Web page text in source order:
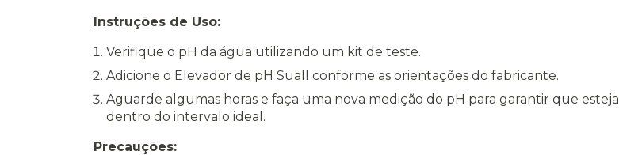
Instruções de Uso:
Verifique o pH da água utilizando um kit de teste.
Adicione o Elevador de pH Suall conforme as orientações do fabricante.
Aguarde algumas horas e faça uma nova medição do pH para garantir que esteja
dentro do intervalo ideal.
Precauções: